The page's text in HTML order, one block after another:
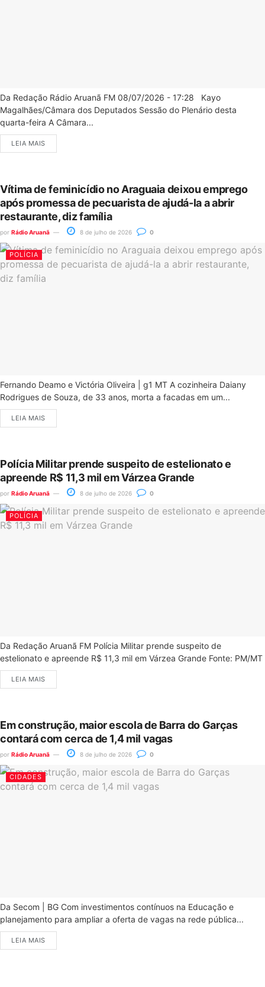
Da Redação Rádio Aruanã FM 08/07/2026 - 17:28 Kayo
Magalhães/Câmara dos Deputados Sessão do Plenário desta
quarta-feira A Câmara...
LEIA MAIS
Vítima de feminicídio no Araguaia deixou emprego
após promessa de pecuarista de ajudá-la a abrir
restaurante, diz família
por Rádio Aruanã 8 de julho de 2026 0
POLÍCIA
Fernando Deamo e Victória Oliveira | g1 MT A cozinheira Daiany
Rodrigues de Souza, de 33 anos, morta a facadas em um...
LEIA MAIS
Polícia Militar prende suspeito de estelionato e
apreende R$ 11,3 mil em Várzea Grande
por Rádio Aruanã 8 de julho de 2026 0
POLÍCIA
Da Redação Aruanã FM Polícia Militar prende suspeito de
estelionato e apreende R$ 11,3 mil em Várzea Grande Fonte: PM/MT
LEIA MAIS
Em construção, maior escola de Barra do Garças
contará com cerca de 1,4 mil vagas
por Rádio Aruanã 8 de julho de 2026 0
CIDADES
Da Secom | BG Com investimentos contínuos na Educação e
planejamento para ampliar a oferta de vagas na rede pública...
LEIA MAIS